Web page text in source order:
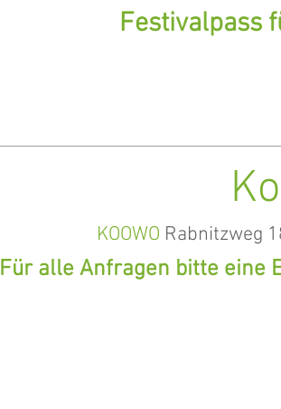
Festivalpass
KOOWO Rabnitzweg
Für alle Anfragen bitte eine